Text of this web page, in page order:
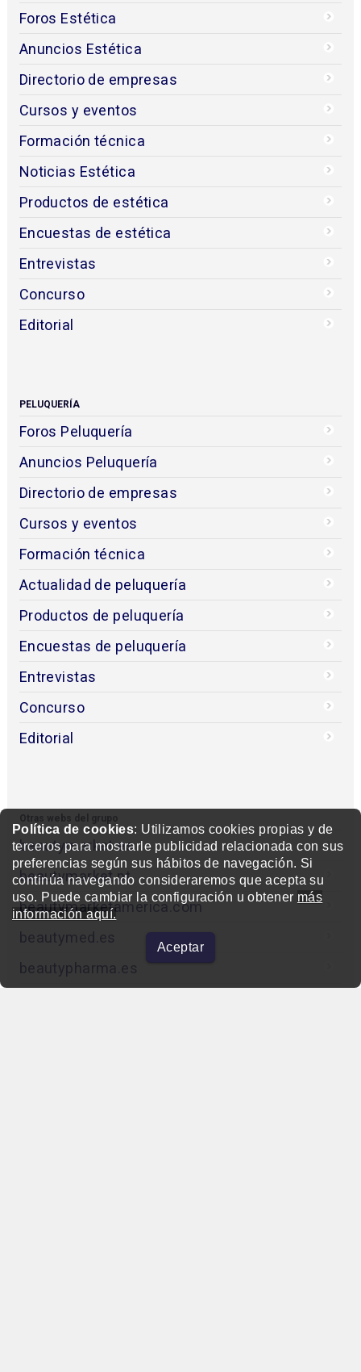
Política de cookies: Utilizamos cookies propias y de
terceros para mostrarle publicidad relacionada con sus
preferencias según sus hábitos de navegación. Si
continúa navegando consideraremos que acepta su
uso. Puede cambiar la configuración u obtener más
información aquí.
Aceptar
Foros Estética
Anuncios Estética
Directorio de empresas
Cursos y eventos
Formación técnica
Noticias Estética
Productos de estética
Encuestas de estética
Entrevistas
Concurso
Editorial
PELUQUERÍA
Foros Peluquería
Anuncios Peluquería
Directorio de empresas
Cursos y eventos
Formación técnica
Actualidad de peluquería
Productos de peluquería
Encuestas de peluquería
Entrevistas
Concurso
Editorial
Otras webs del grupo
beautymarket.es
beautymarket.pt
beautymarketamerica.com
beautymed.es
beautypharma.es